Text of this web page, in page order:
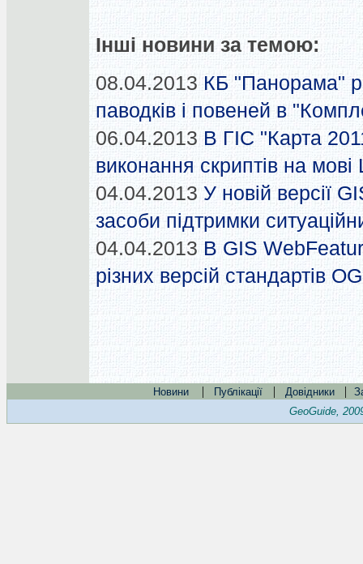
Інші новини за темою:
08.04.2013 КБ "Панорама"
паводків і повеней в
06.04.2013 В ГІС "Карта
виконання скриптів на мові
04.04.2013 У новій версії
засоби підтримки
04.04.2013 В GIS
різних версій стандартів
Новини | Публікації | Довідники |
GeoGuide,